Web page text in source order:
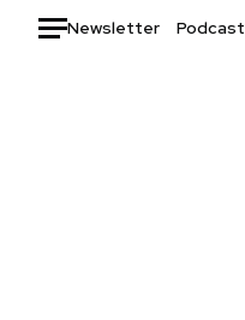
Newsletter Podcast